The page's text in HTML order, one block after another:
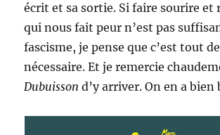
écrit et sa sortie. Si faire sourire et
qui nous fait peur n’est pas
fascisme, je pense que c’est tout
nécessaire. Et je remercie
Dubuisson d’y arriver. On en a bien